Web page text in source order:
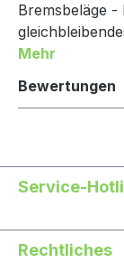
Bremsbeläge
Mehr
Bewertungen
Service-
Rechtliches